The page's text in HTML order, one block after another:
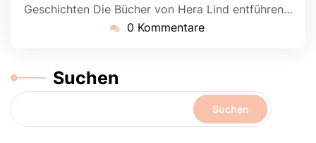
Geschichten Die Bücher von Hera Lind entführen…
0 Kommentare
Suchen
Suchen